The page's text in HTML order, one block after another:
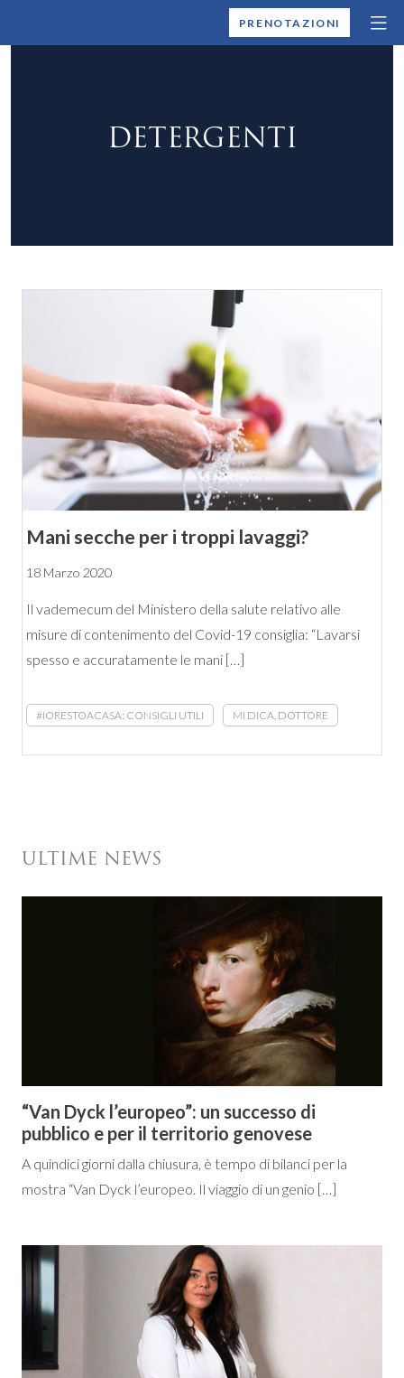
MONTALLEGROPRENOTAZIONI
DETERGENTI
Mani secche per i troppi lavaggi?
18 Marzo 2020
Il vademecum del Ministero della salute relativo alle
misure di contenimento del Covid-19 consiglia: “Lavarsi
spesso e accuratamente le mani […]
#IORESTOACASA: CONSIGLI UTILI MI DICA, DOTTORE
ULTIME NEWS
“Van Dyck l’europeo”: un successo di
pubblico e per il territorio genovese
A quindici giorni dalla chiusura, è tempo di bilanci per la
mostra “Van Dyck l’europeo. Il viaggio di un genio […]